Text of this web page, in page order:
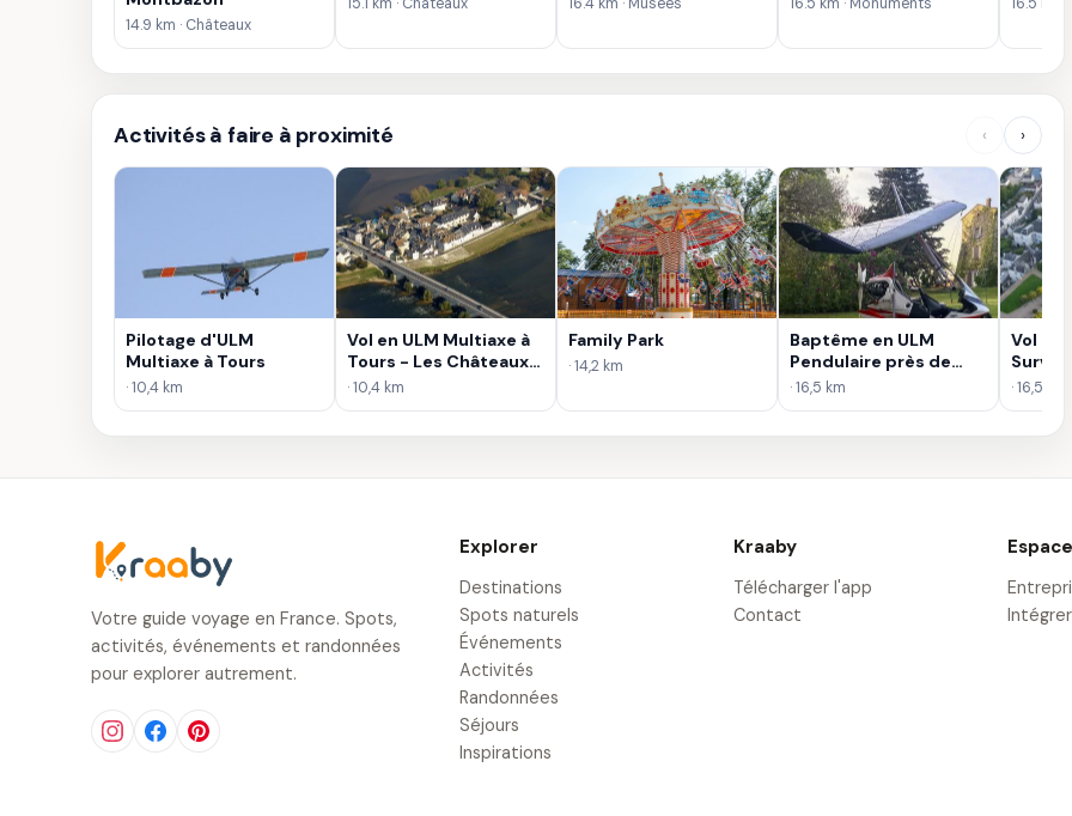
14.9 km · Châteaux
Activités à faire à proximité ‹ ›
Pilotage d'ULM
Multiaxe à Tours
· 10,4 km
Vol en ULM Multiaxe à
Tours - Les Châteaux
de la Loire
· 10,4 km
Family Park
· 14,2 km
Baptême en ULM
Pendulaire près de
Tours
· 16,5 km
Vol en
Survol
· 16,5 km
Votre guide voyage en France. Spots,
activités, événements et randonnées
pour explorer autrement.
Explorer
Destinations
Spots naturels
Événements
Activités
Randonnées
Séjours
Inspirations
Kraaby
Télécharger l'app
Contact